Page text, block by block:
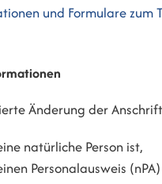
und Formulare
Änderung der
natürliche Person ist,
Personalausweis